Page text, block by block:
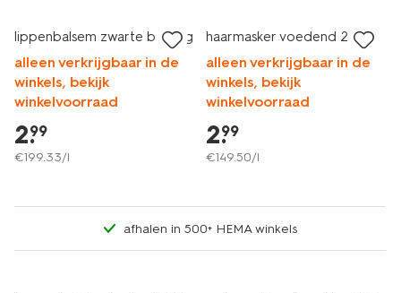
lippenbalsem zwarte bes 15g
alleen verkrijgbaar in de
winkels, bekijk
winkelvoorraad
2.
99
€199.33/l
haarmasker voedend 20ml
alleen verkrijgbaar in de
winkels, bekijk
winkelvoorraad
2.
99
€149.50/l
afhalen in 500+ HEMA winkels